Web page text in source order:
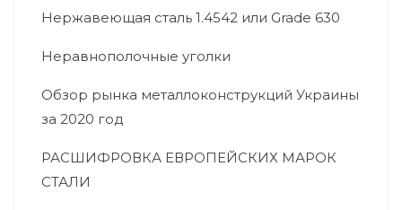
Нержавеющая сталь 1.4542 или Grade 630
Неравнополочные уголки
Обзор рынка металлоконструкций Украины
за 2020 год
РАСШИФРОВКА ЕВРОПЕЙСКИХ МАРОК
СТАЛИ